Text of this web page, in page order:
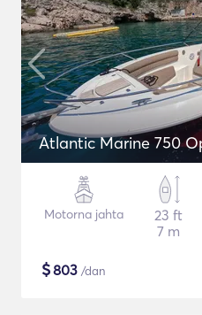
Atlantic Marine 750
Motorna jahta
23 ft
7 m
$803 /dan